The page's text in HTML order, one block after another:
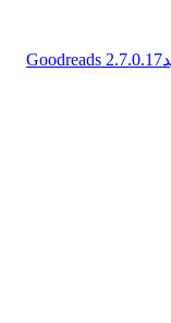
Goodreads 2.7.0.17